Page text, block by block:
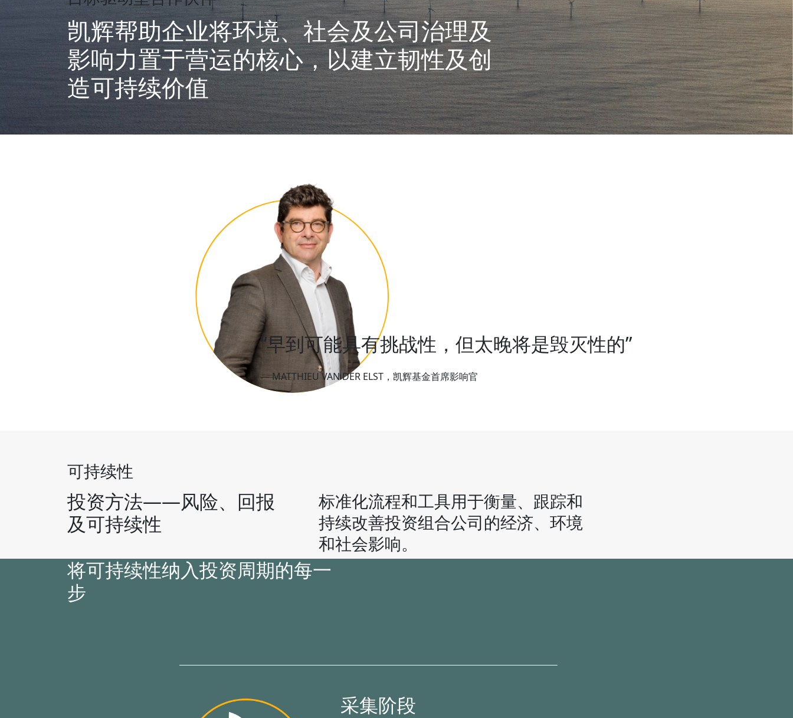
凯辉帮助企业将环境、社会及公司治理及
影响力置于营运的核心，以建立韧性及创
造可持续价值
“早到可能具有挑战性，但太晚将是毁灭性的”
— MATTHIEU VAN DER ELST，凯辉基金首席影响官
可持续性
投资方法——风险、回报
及可持续性
标准化流程和工具用于衡量、跟踪和
持续改善投资组合公司的经济、环境
和社会影响。
将可持续性纳入投资周期的每一
步
采集阶段